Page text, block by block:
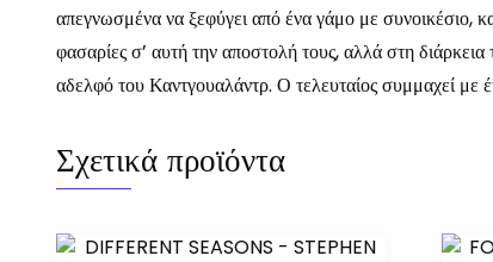
απεγνωσμένα να ξεφύγει από ένα γάμο με συνοικέσιο,
φασαρίες σ’ αυτή την αποστολή τους, αλλά στη
αδελφό του Καντγουαλάντρ. Ο τελευταίος συμμαχεί
Σχετικά προϊόντα